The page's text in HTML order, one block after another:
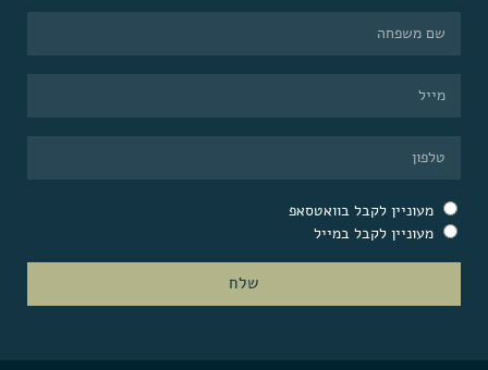
מעוניין לקבל בוואטסאפ
מעוניין לקבל במייל
שלח